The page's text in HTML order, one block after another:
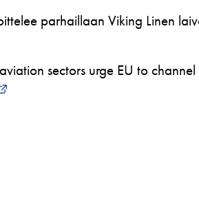
parhaillaan Viking Linen
sectors urge EU to channel